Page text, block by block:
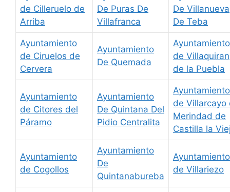
de Cilleruelo de
Arriba
De Puras De
Villafranca
De Villanueva
De Teba
Ayuntamiento
de Ciruelos de
Cervera
Ayuntamiento
De Quemada
Ayuntamiento
de Villaquiran
de la Puebla
Ayuntamiento
de Citores del
Páramo
Ayuntamiento
De Quintana Del
Pidio Centralita
Ayuntamiento
de Villarcayo
Merindad de
Castilla la
Ayuntamiento
de Cogollos
Ayuntamiento
De
Quintanabureba
Ayuntamiento
de Villariezo